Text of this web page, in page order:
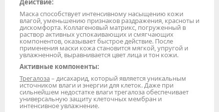
Действие:
Маска способствует интенсивному насыщению кожи
влагой, уменьшению признаков раздражения, красноты и
дискомфорта. Коллагеновый матрикс, погруженный в
раствор активных успокаивающих и смягчающих
компонентов, оказывает быстрое действие. После
применения маски кожа становится мягкой, упругой и
увлажненной, выравнивается цвет лица и тон кожи.
Активные компоненты:
Трегалоза – дисахарид, который является уникальным
источником влаги и энергии для клеток. Даже при
сильнейшем недостатке влаги трегалоза обеспечивает
универсальную защиту клеточных мембран и
интенсивное увлажнение.